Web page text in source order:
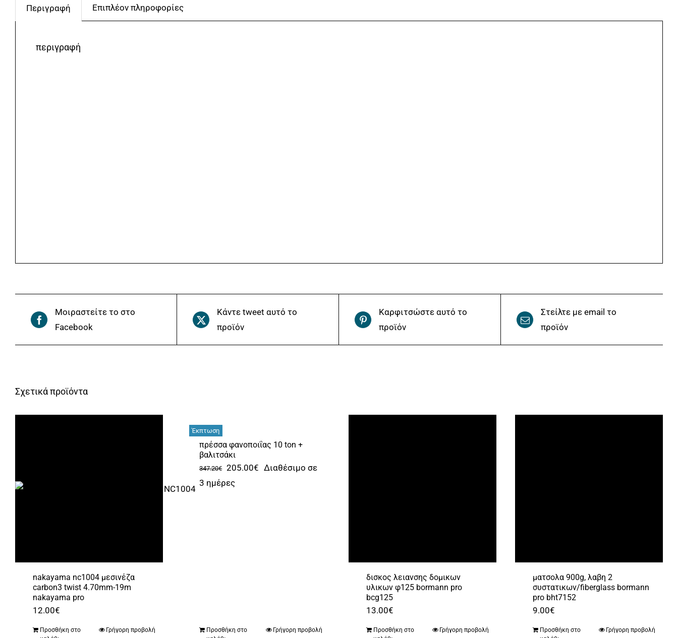
ELITE
Περιγραφή Επιπλέον πληροφορίες
περιγραφή
Μοιραστείτε το στο
Facebook
Κάντε tweet αυτό το
προϊόν
Καρφιτσώστε αυτό το
προϊόν
Στείλτε με email το
προϊόν
Σχετικά προϊόντα
nakayama nc1004 μεσινέζα
carbon3 twist 4.70mm-19m
nakayama pro
12.00€
Προσθήκη στο
Γρήγορη προβολή
Έκπτωση
πρέσσα φανοποιΐας 10 ton +
βαλιτσάκι
347.20€ Original
price
205.00€ ΗΔιαθέσιμο σε
3 ημέρες
Προσθήκη στο
Γρήγορη προβολή
δισκος λειανσης δομικων
υλικων φ125 bormann pro
bcg125
13.00€
Προσθήκη στο
Γρήγορη προβολή
ματσολα 900g, λαβη 2
συστατικων/fiberglass bormann
pro bht7152
9.00€
Προσθήκη στο
Γρήγορη προβολή